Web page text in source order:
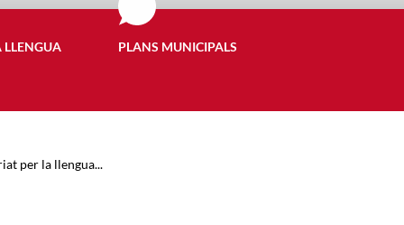
LLENGUA PLANS MUNICIPALS
per la llengua...